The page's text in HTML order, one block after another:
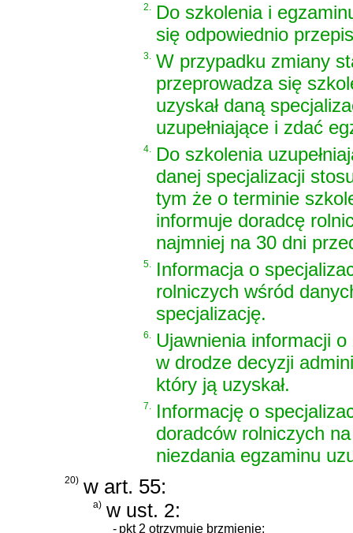
2. Do szkolenia i
się odpowiednio
3. W przypadku zmiany
przeprowadza się
uzyskał daną
uzupełniające i zdać
4. Do szkolenia
danej specjalizacji
tym że o terminie
informuje doradcę
najmniej na 30 dni
5. Informacja o
rolniczych wśród
specjalizację.
6. Ujawnienia informacji
w drodze decyzji
który ją uzyskał.
7. Informację o
doradców rolniczych
niezdania egzaminu
20) w art. 55:
a) w ust. 2:
-pkt 2 otrzymuje brzmienie: